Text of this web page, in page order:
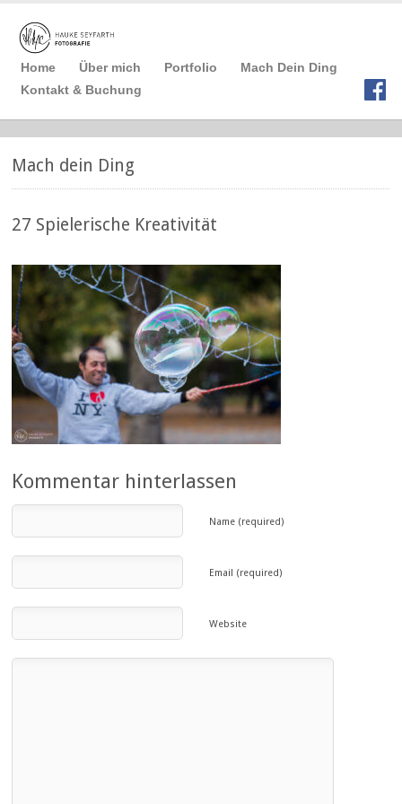
Home Über mich Portfolio
Mach Dein Ding
Kontakt & Buchung
Mach dein Ding
27 Spielerische Kreativität
Kommentar hinterlassen
Name (required)
Email (required)
Website